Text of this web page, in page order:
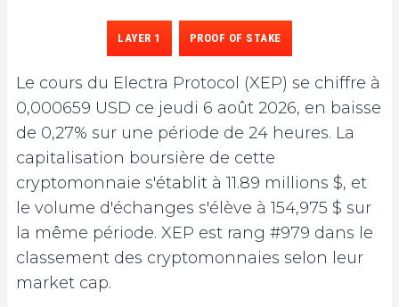
LAYER 1 PROOF OF STAKE
Le cours du Electra Protocol (XEP) se chiffre à
0,000659 USD ce jeudi 6 août 2026, en baisse
de 0,27% sur une période de 24 heures. La
capitalisation boursière de cette
cryptomonnaie s'établit à 11.89 millions $, et
le volume d'échanges s'élève à 154,975 $ sur
la même période. XEP est rang #979 dans le
classement des cryptomonnaies selon leur
market cap.